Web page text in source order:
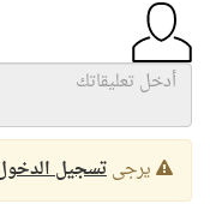
يرجىتسجيل